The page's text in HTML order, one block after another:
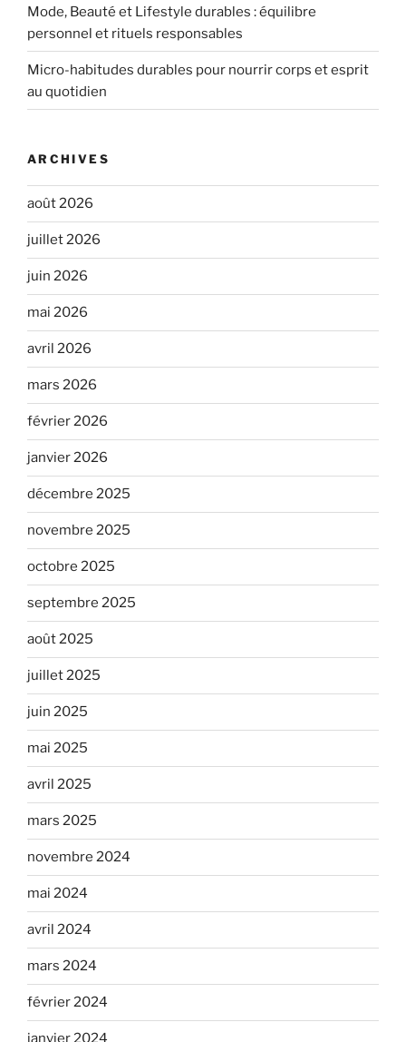
Mode, Beauté et Lifestyle durables : équilibre
personnel et rituels responsables
Micro-habitudes durables pour nourrir corps et esprit
au quotidien
ARCHIVES
août 2026
juillet 2026
juin 2026
mai 2026
avril 2026
mars 2026
février 2026
janvier 2026
décembre 2025
novembre 2025
octobre 2025
septembre 2025
août 2025
juillet 2025
juin 2025
mai 2025
avril 2025
mars 2025
novembre 2024
mai 2024
avril 2024
mars 2024
février 2024
janvier 2024